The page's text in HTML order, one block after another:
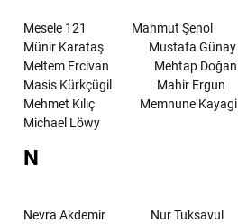
Mesele 121
Mahmut Şenol
Münir Karataş
Mustafa Günay
Meltem Ercivan
Mehtap Doğan
Masis Kürkçügil
Mahir Ergun
Mehmet Kılıç
Memnune Kayagil
Michael Löwy
N
Nevra Akdemir Nur Tuksavul